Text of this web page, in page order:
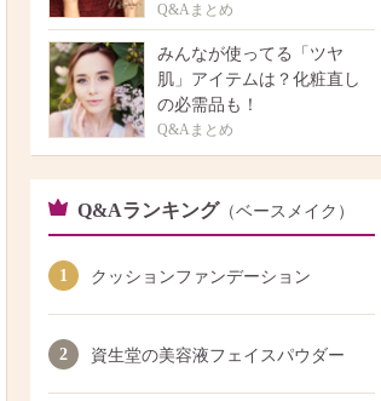
Q&Aまとめ
みんなが使ってる「ツヤ
肌」アイテムは？化粧直し
の必需品も！
Q&Aまとめ
Q&Aランキング （ベースメイク）
1 クッションファンデーション
2 資生堂の美容液フェイスパウダー